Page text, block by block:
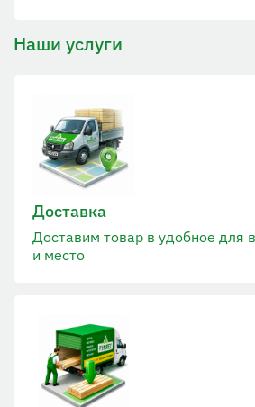
Наши услуги
Доставка
Доставим товар в удобное для
и место